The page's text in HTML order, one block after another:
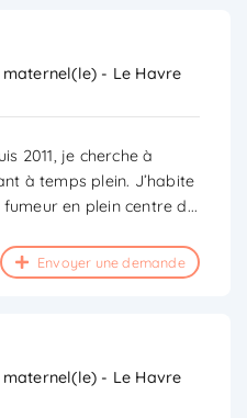
maternel(le) - Le Havre
2011, je cherche à
à temps plein. J’habite
en plein centre d...
Envoyer une demande
maternel(le) - Le Havre